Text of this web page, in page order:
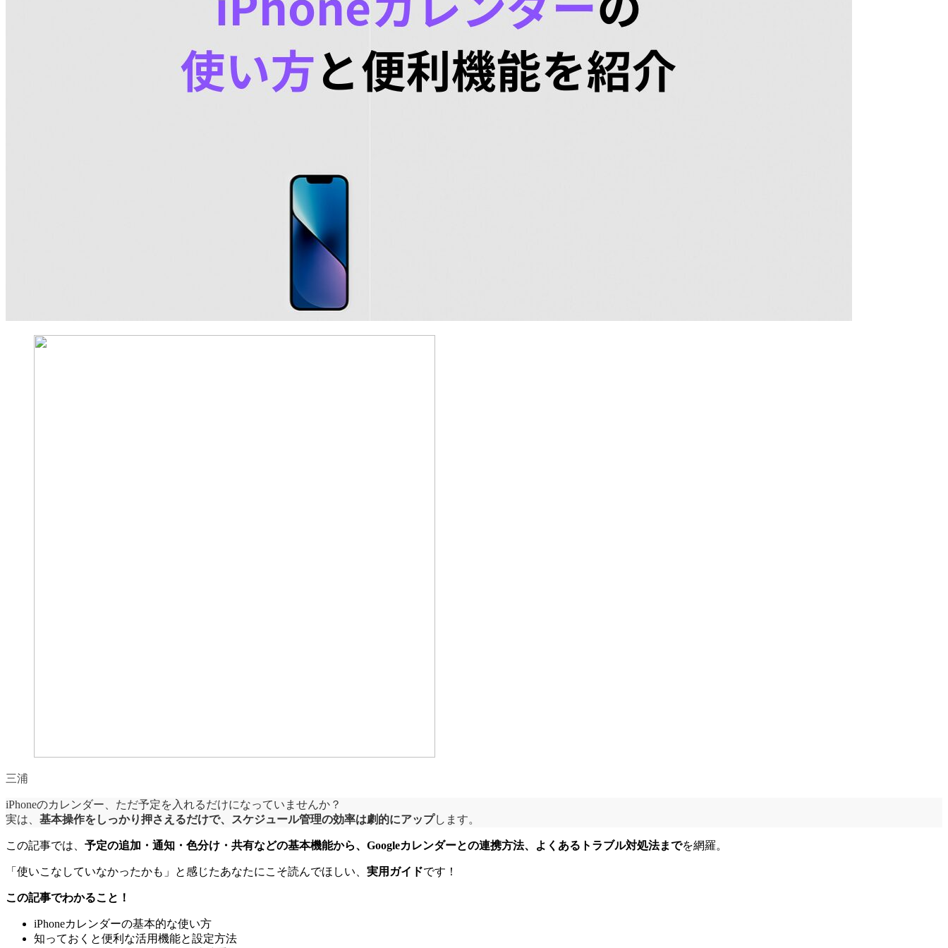
三浦
iPhoneのカレンダー、ただ予定を入れるだけになっていませんか？
実は、 基本操作をしっかり押さえるだけで、スケジュール管理の効率は劇的にアップします。
この記事では、 予定の追加・通知・色分け・共有などの基本機能から、Googleカレンダーとの連携方法、よくあるトラブル対処法までを網羅。
「使いこなしていなかったかも」と感じたあなたにこそ読んでほしい、 実用ガイドです！
この記事でわかること！
iPhoneカレンダーの基本的な使い方
知っておくと便利な活用機能と設定方法